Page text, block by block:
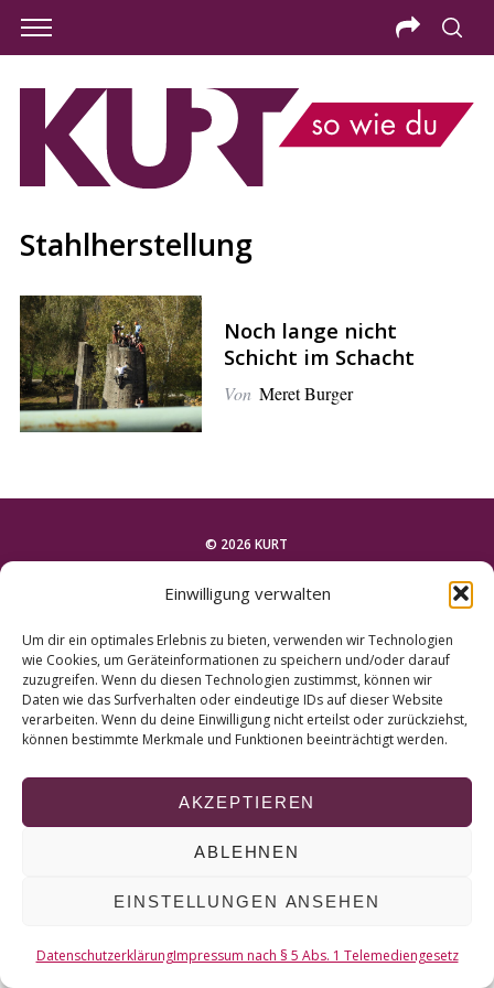
Einwilligung verwalten
Um dir ein optimales Erlebnis zu bieten, verwenden wir Technologien
wie Cookies, um Geräteinformationen zu speichern und/oder darauf
zuzugreifen. Wenn du diesen Technologien zustimmst, können wir
Daten wie das Surfverhalten oder eindeutige IDs auf dieser Website
verarbeiten. Wenn du deine Einwilligung nicht erteilst oder zurückziehst,
können bestimmte Merkmale und Funktionen beeinträchtigt werden.
AKZEPTIEREN
ABLEHNEN
EINSTELLUNGEN ANSEHEN
DatenschutzerklärungImpressum nach § 5 Abs. 1 Telemediengesetz
Stahlherstellung
Noch lange nicht
Schicht im Schacht
Von Meret Burger
© 2026 KURT
NACH OBEN
S
r